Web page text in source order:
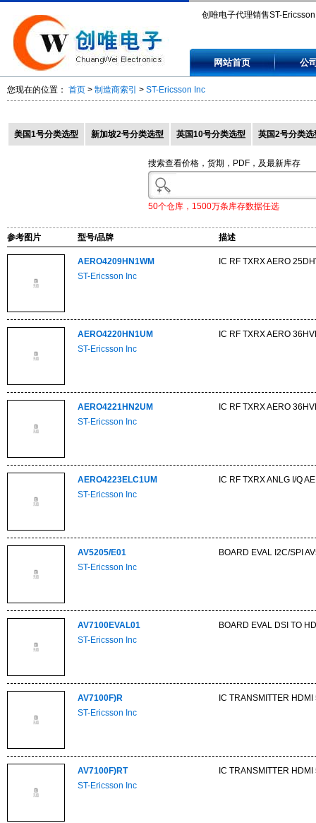
创唯电子代理销售ST-
AERO4220HN1UM,
AERO4221HN2UM,
网站首页 公
您现在的位置： 首页 > 制造商索引 > ST-Ericsson Inc
美国1号分类选型 新加坡2号分类选型 英国10号分类选型 英国2号分类选
搜索查看价格，货期，PDF，及最新库存
50个仓库，1500万条库存数据任选
参考图片 型号/品牌 描述
AERO4209HN1WM
ST-Ericsson Inc
IC RF TXRX AERO
AERO4220HN1UM
ST-Ericsson Inc
IC RF TXRX AERO
AERO4221HN2UM
ST-Ericsson Inc
IC RF TXRX AERO
AERO4223ELC1UM
ST-Ericsson Inc
IC RF TXRX ANLG I/Q
AV5205/E01
ST-Ericsson Inc
BOARD EVAL I2C/SPI
AV7100EVAL01
ST-Ericsson Inc
BOARD EVAL DSI TO
AV7100F)R
ST-Ericsson Inc
IC TRANSMITTER
AV7100F)RT
ST-Ericsson Inc
IC TRANSMITTER